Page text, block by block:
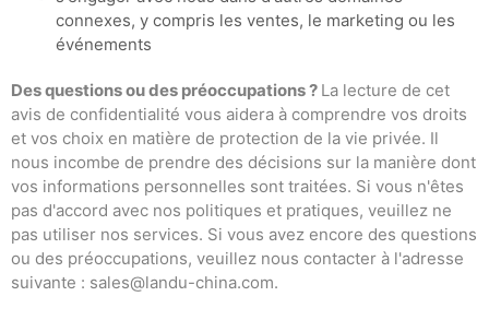
connexes, y compris les ventes, le marketing ou les
événements
Des questions ou des préoccupations ? La lecture de cet
avis de confidentialité vous aidera à comprendre vos droits
et vos choix en matière de protection de la vie privée. Il
nous incombe de prendre des décisions sur la manière dont
vos informations personnelles sont traitées. Si vous n'êtes
pas d'accord avec nos politiques et pratiques, veuillez ne
pas utiliser nos services. Si vous avez encore des questions
ou des préoccupations, veuillez nous contacter à l'adresse
suivante : sales@landu-china.com.